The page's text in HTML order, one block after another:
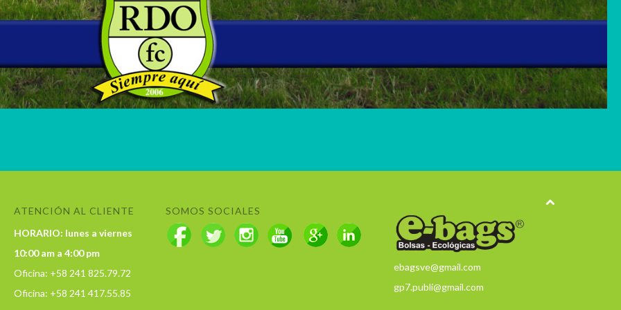
ATENCIÓN AL CLIENTE
HORARIO: lunes a viernes
10:00 am a 4:00 pm
Oficina: +58 241 825.79.72
Oficina: +58 241 417.55.85
SOMOS SOCIALES
ebagsve@gmail.com
gp7.publi@gmail.com